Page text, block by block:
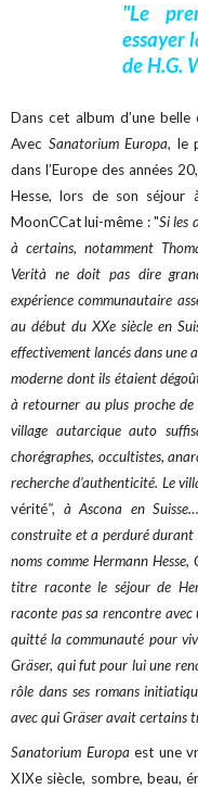
"Le
essayer
de H.G.
Dans cet album d’une
Avec Sanatorium Europa, le
dans l’Europe des années
Hesse, lors de son séjour
MoonCCat lui-même : "Si les
à certains, notamment
Verità ne doit pas dire
expérience communautaire
au début du XXe siècle en
effectivement lancés dans une
moderne dont ils étaient
à retourner au plus proche
village autarcique auto
chorégraphes, occultistes,
recherche d'authenticité. Le
vérité", à Ascona en
construite et a perduré durant
noms comme Hermann
titre raconte le séjour de
raconte pas sa rencontre
quitté la communauté pour
Gräser, qui fut pour lui une
rôle dans ses romans
avec qui Gräser avait certains
Sanatorium Europaest une
XIXe siècle, sombre, beau,